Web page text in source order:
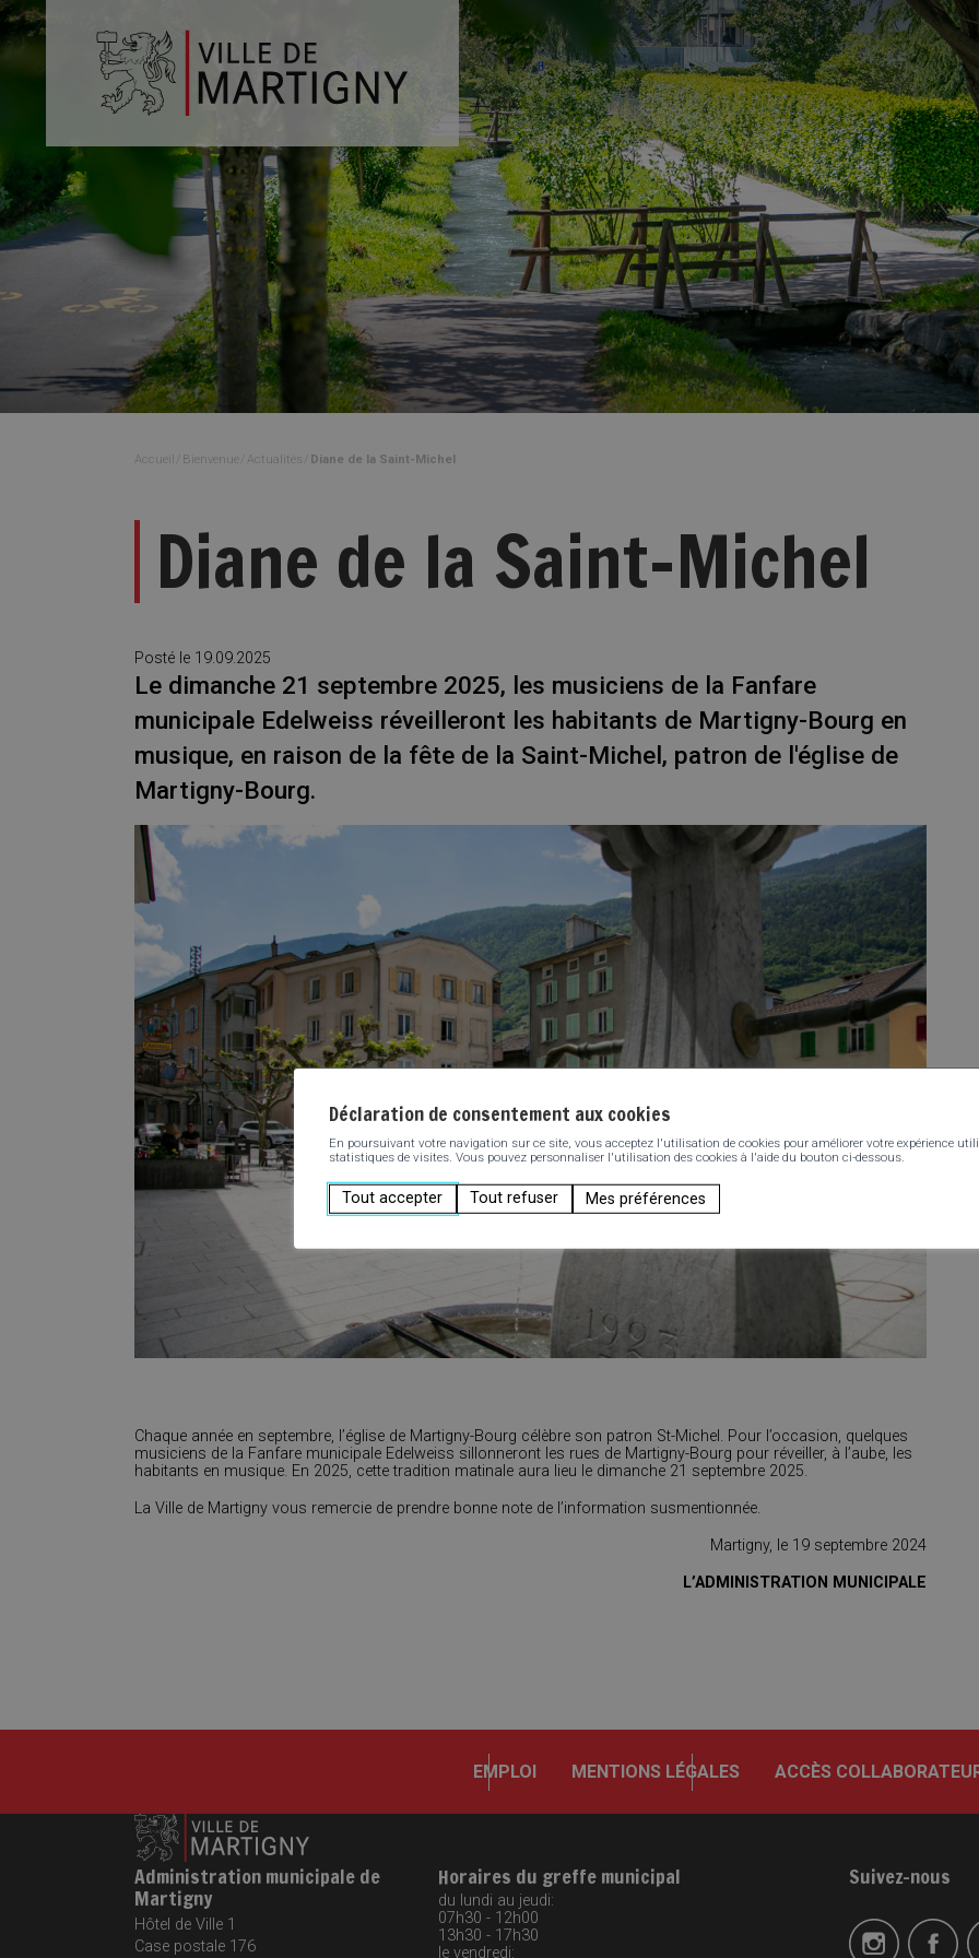
Accueil Bienvenue Actualités Diane de la Saint-Michel
Diane de la Saint-Michel
Posté le 19.09.2025
Le dimanche 21 septembre 2025, les musiciens de la Fanfare
municipale Edelweiss réveilleront les habitants de Martigny-Bourg en
musique, en raison de la fête de la Saint-Michel, patron de l'église de
Martigny-Bourg.
Chaque année en septembre, l’église de Martigny-Bourg célèbre son patron St-Michel. Pour l’occasion, quelques
musiciens de la Fanfare municipale Edelweiss sillonneront les rues de Martigny-Bourg pour réveiller, à l’aube, les
habitants en musique. En 2025, cette tradition matinale aura lieu le dimanche 21 septembre 2025.
La Ville de Martigny vous remercie de prendre bonne note de l’information susmentionnée.
Martigny, le 19 septembre 2024
L’ADMINISTRATION MUNICIPALE
Administration municipale de
Martigny
Hôtel de Ville 1
Case postale 176
Horaires du greffe municipal
du lundi au jeudi:
07h30 - 12h00
13h30 - 17h30
le vendredi:
EMPLOI MENTIONS LÉGALES ACCÈS
Suivez-nous
Déclaration de consentement aux cookies
En poursuivant votre navigation sur ce site, vous acceptez l'utilisation de cookies pour améliorer votre expérience
statistiques de visites. Vous pouvez personnaliser l'utilisation des cookies à l'aide du bouton ci-dessous.
Tout accepter Tout refuser Mes préférences